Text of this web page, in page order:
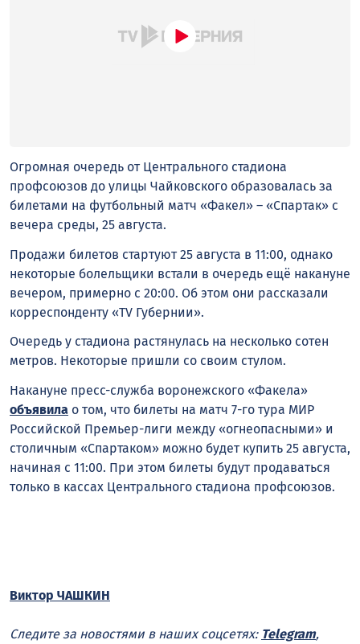
Огромная очередь от Центрального стадиона
профсоюзов до улицы Чайковского образовалась за
билетами на футбольный матч «Факел» – «Спартак» с
вечера среды, 25 августа.
Продажи билетов стартуют 25 августа в 11:00, однако
некоторые болельщики встали в очередь ещё накануне
вечером, примерно с 20:00. Об этом они рассказали
корреспонденту «TV Губернии».
Очередь у стадиона растянулась на несколько сотен
метров. Некоторые пришли со своим стулом.
Накануне пресс-служба воронежского «Факела»
объявила о том, что билеты на матч 7-го тура МИР
Российской Премьер-лиги между «огнеопасными» и
столичным «Спартаком» можно будет купить 25 августа,
начиная с 11:00. При этом билеты будут продаваться
только в кассах Центрального стадиона профсоюзов.
Виктор ЧАШКИН
Следите за новостями в наших соцсетях: Telegram,